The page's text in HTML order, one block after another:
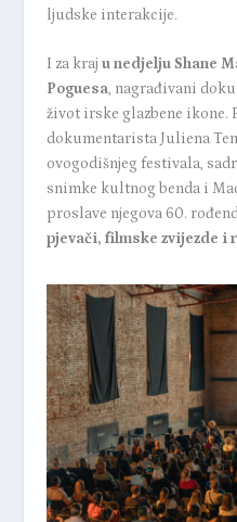
ljudske interakcije.
I za kraj u nedjelju Shane
Poguesa, nagrađivani
život irske glazbene ikone.
dokumentarista Juliena
ovogodišnjeg festivala,
snimke kultnog benda i
proslave njegova 60.
pjevači, filmske zvijezde i